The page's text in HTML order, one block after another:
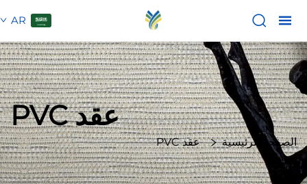
AR
عقد PVC
الصفحة الرئيسية عقد PVC